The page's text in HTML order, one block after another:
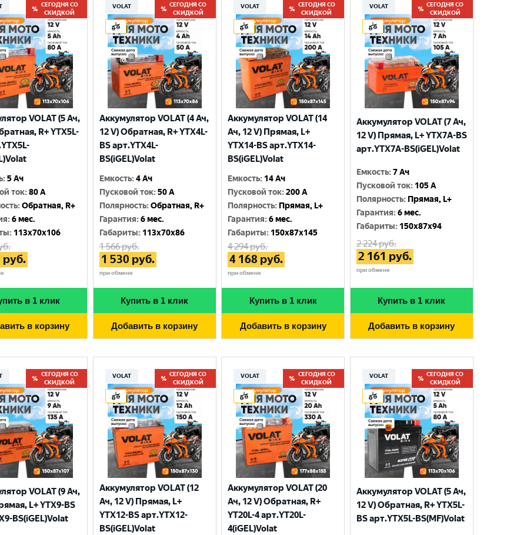
СЕГОДНЯ СО
СКИДКОЙ
VOLAT (5 Ач,
R+ YTX5L-
:5 Ач
ток:80 A
:Обратная, R+
:6 мес.
: 113x70x106
руб.
в 1 клик
в корзину
VOLAT
СЕГОДНЯ СО
СКИДКОЙ
Аккумулятор VOLAT (4 Ач,
12 V) Обратная, R+ YTX4L-
BS арт.YTX4L-
BS(iGEL)Volat
Емкость:4 Ач
Пусковой ток:50 A
Полярность:Обратная, R+
Гарантия:6 мес.
Габариты: 113x70x86
1 566руб.
1 530 руб.
при обмене
Купить в 1 клик
Добавить в корзину
VOLAT
СЕГОДНЯ СО
СКИДКОЙ
Аккумулятор VOLAT (14
Ач, 12 V) Прямая, L+
YTX14-BS арт.YTX14-
BS(iGEL)Volat
Емкость: 14 Ач
Пусковой ток:200 A
Полярность: Прямая, L+
Гарантия:6 мес.
Габариты: 150x87x145
4 294руб.
4 168 руб.
при обмене
Купить в 1 клик
Добавить в корзину
VOLAT
СЕГОДНЯ СО
СКИДКОЙ
Аккумулятор VOLAT (7 Ач,
12 V) Прямая, L+ YTX7A-BS
арт.YTX7A-BS(iGEL)Volat
Емкость:7 Ач
Пусковой ток: 105 A
Полярность: Прямая, L+
Гарантия:6 мес.
Габариты: 150x87x94
2 224руб.
2 161 руб.
при обмене
Купить в 1 клик
Добавить в корзину
СЕГОДНЯ СО
СКИДКОЙ
VOLAT (9 Ач,
L+ YTX9-BS
BS(iGEL)Volat
VOLAT
СЕГОДНЯ СО
СКИДКОЙ
Аккумулятор VOLAT (12
Ач, 12 V) Прямая, L+
YTX12-BS арт.YTX12-
BS(iGEL)Volat
VOLAT
СЕГОДНЯ СО
СКИДКОЙ
Аккумулятор VOLAT (20
Ач, 12 V) Обратная, R+
YT20L-4 арт.YT20L-
4(iGEL)Volat
VOLAT
СЕГОДНЯ СО
СКИДКОЙ
Аккумулятор VOLAT (5 Ач,
12 V) Обратная, R+ YTX5L-
BS арт.YTX5L-BS(MF)Volat
Выберите ваш город
Великий Новгород
Санкт-Петербург
Смоленск